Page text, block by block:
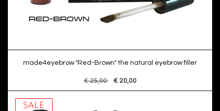
made4eyebrow "Red-Brown" the natural eyebrow filler
€ 25,00 € 20,00
SALE